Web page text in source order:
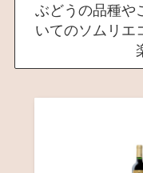
ぶどうの品種や
いてのソムリエ